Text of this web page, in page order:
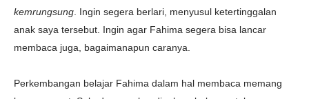
kemrungsung . Ingin segera berlari, menyusul ketertinggalan
anak saya tersebut. Ingin agar Fahima segera bisa lancar
membaca juga, bagaimanapun caranya.
Perkembangan belajar Fahima dalam hal membaca memang